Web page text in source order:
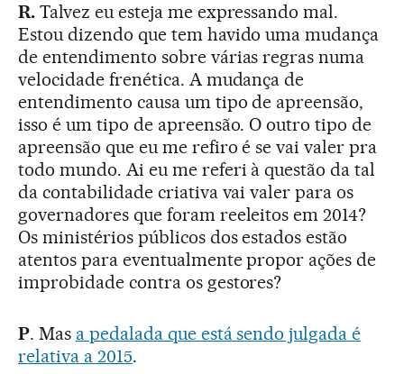
R.Talvez eu esteja me expressando mal.
Estou dizendo que tem havido uma mudança
de entendimento sobre várias regras numa
velocidade frenética. A mudança de
entendimento causa um tipo de apreensão,
isso é um tipo de apreensão. O outro tipo de
apreensão que eu me refiro é se vai valer pra
todo mundo. Ai eu me referi à questão da tal
da contabilidade criativa vai valer para os
governadores que foram reeleitos em 2014?
Os ministérios públicos dos estados estão
atentos para eventualmente propor ações de
improbidade contra os gestores?
P. Mas a pedalada que está sendo julgada é
relativa a 2015.